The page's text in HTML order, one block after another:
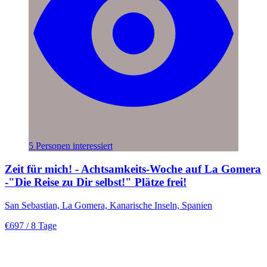
5 Personen interessiert
Zeit für mich! - Achtsamkeits-Woche auf La Gomera
-"Die Reise zu Dir selbst!" Plätze frei!
San Sebastian, La Gomera, Kanarische Inseln, Spanien
€697 / 8 Tage